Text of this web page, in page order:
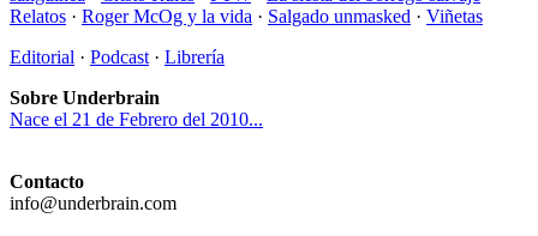
Relatos · Roger McOg y la vida · Salgado unmasked · Viñetas
Editorial · Podcast · Librería
Sobre Underbrain
Nace el 21 de Febrero del 2010...
Contacto
info@underbrain.com